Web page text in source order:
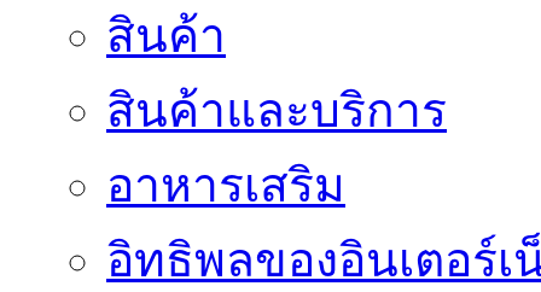
สินค้า
สินค้าและบริการ
อาหารเสริม
อิทธิพลของอินเตอร์เ